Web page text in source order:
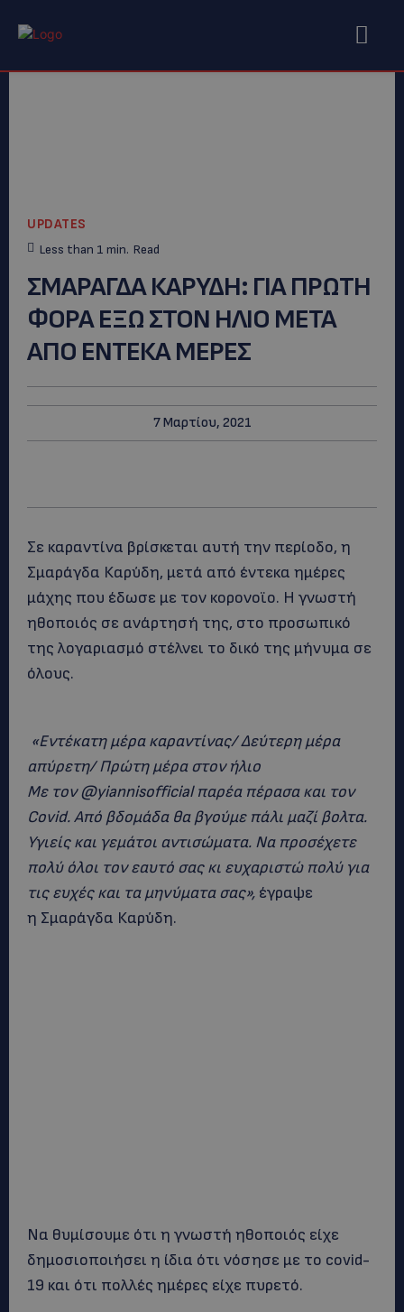
UPDATES
Less than 1 min. Read
ΣΜΑΡΑΓΔΑ ΚΑΡΥΔΗ: ΓΙΑ ΠΡΩΤΗ
ΦΟΡΑ ΕΞΩ ΣΤΟΝ ΗΛΙΟ ΜΕΤΑ
ΑΠΟ ΕΝΤΕΚΑ ΜΕΡΕΣ
7 Μαρτίου, 2021
Σε καραντίνα βρίσκεται αυτή την περίοδο, η
Σμαράγδα Καρύδη, μετά από έντεκα ημέρες
μάχης που έδωσε με τον κορονοϊο. Η γνωστή
ηθοποιός σε ανάρτησή της, στο προσωπικό
της λογαριασμό στέλνει το δικό της μήνυμα σε
όλους.
«Εντέκατη μέρα καραντίνας/ Δεύτερη μέρα
απύρετη/ Πρώτη μέρα στον ήλιο
Με τον @yiannisofficial παρέα πέρασα και τον
Covid. Από βδομάδα θα βγούμε πάλι μαζί βολτα.
Υγιείς και γεμάτοι αντισώματα. Να προσέχετε
πολύ όλοι τον εαυτό σας κι ευχαριστώ πολύ για
τις ευχές και τα μηνύματα σας», έγραψε
η Σμαράγδα Καρύδη.
Να θυμίσουμε ότι η γνωστή ηθοποιός είχε
δημοσιοποιήσει η ίδια ότι νόσησε με το covid-
19 και ότι πολλές ημέρες είχε πυρετό.